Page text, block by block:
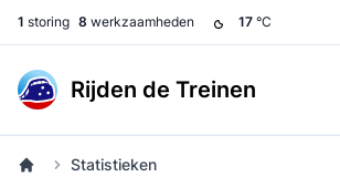
1 storing 8 werkzaamheden 17 °C
Rijden de Treinen
Statistieken